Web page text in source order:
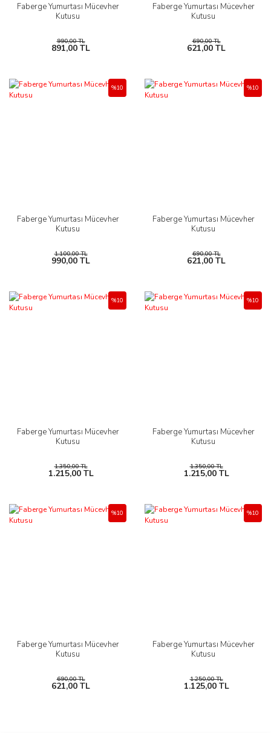
Faberge Yumurtası Mücevher
Kutusu
990,00 TL
891,00 TL
Faberge Yumurtası Mücevher
Kutusu
690,00 TL
621,00 TL
Faberge Yumurtası Mücevher
Kutusu
%10
1.100,00 TL
990,00 TL
Faberge Yumurtası Mücevher
Kutusu
%10
690,00 TL
621,00 TL
Faberge Yumurtası Mücevher
Kutusu
%10
1.350,00 TL
1.215,00 TL
Faberge Yumurtası Mücevher
Kutusu
%10
1.350,00 TL
1.215,00 TL
Faberge Yumurtası Mücevher
Kutusu
%10
690,00 TL
621,00 TL
Faberge Yumurtası Mücevher
Kutusu
%10
1.250,00 TL
1.125,00 TL